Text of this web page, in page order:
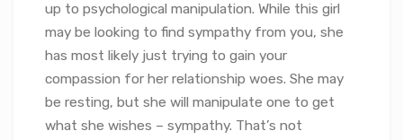
up to psychological manipulation. While this girl
may be looking to find sympathy from you, she
has most likely just trying to gain your
compassion for her relationship woes. She may
be resting, but she will manipulate one to get
what she wishes – sympathy. That’s not